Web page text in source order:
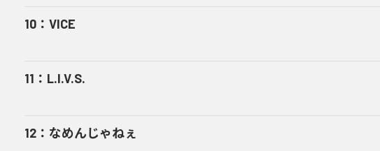
10 ： VICE
11 ： L.I.V.S.
12 ： なめんじゃねぇ